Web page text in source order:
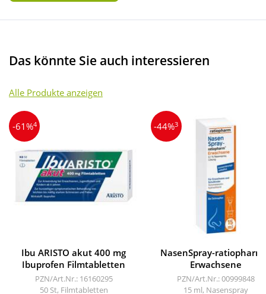
Das könnte Sie auch interessieren
Alle Produkte anzeigen
-61%4
Ibu ARISTO akut 400 mg
Ibuprofen Filmtabletten
PZN/Art.Nr.: 16160295
50 St, Filmtabletten
-44%3
NasenSpray-
Erwachsene
PZN/Art.Nr.: 00999848
15 ml, Nasenspray